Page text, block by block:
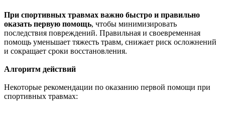
При спортивных травмах важно быстро и правильно
оказать первую помощь, чтобы минимизировать
последствия повреждений. Правильная и своевременная
помощь уменьшает тяжесть травм, снижает риск осложнений
и сокращает сроки восстановления.
Алгоритм действий
Некоторые рекомендации по оказанию первой помощи при
спортивных травмах: